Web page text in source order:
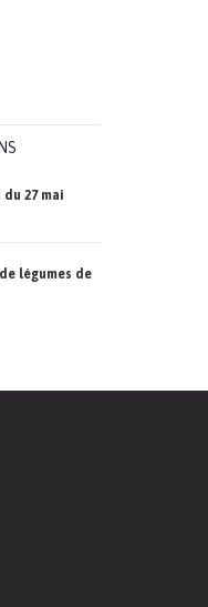
27 mai
légumes de